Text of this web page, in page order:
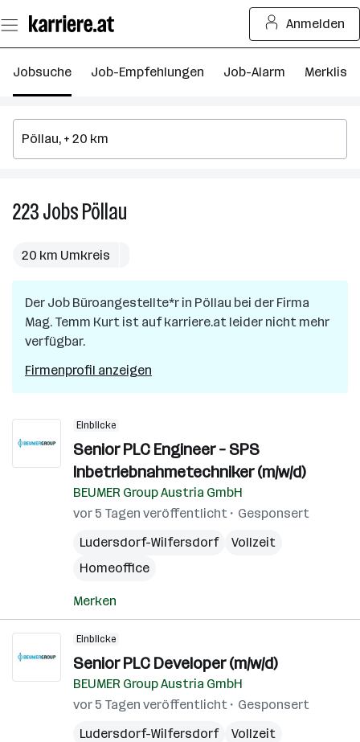
Seiteninhalt
springen
Anmelden
Jobsuche Job-Empfehlungen Job-Alarm Merkliste
223JobsPöllau
20 km Umkreis
Der Job Büroangestellte*r in Pöllau bei der Firma
Mag. Temm Kurt ist auf karriere.at leider nicht mehr
verfügbar.
Firmenprofil anzeigen
Einblicke
Senior PLC Engineer – SPS
Inbetriebnahmetechniker (m/w/d)
BEUMER Group Austria GmbH
vor 5 Tagen veröffentlicht
Gesponsert
Ludersdorf-Wilfersdorf
Vollzeit
Homeoffice
Merken
Einblicke
Senior PLC Developer (m/w/d)
BEUMER Group Austria GmbH
vor 5 Tagen veröffentlicht
Gesponsert
Ludersdorf-Wilfersdorf
Vollzeit